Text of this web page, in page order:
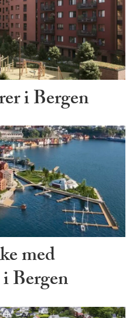
i Bergen
med
Bergen